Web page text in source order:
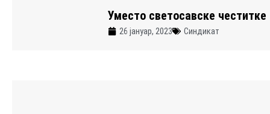
Уместо светосавске честитке
26 јануар, 2023 Синдикат